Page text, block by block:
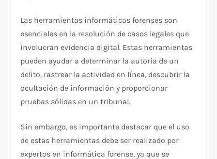
Las herramientas informáticas forenses son
esenciales en la resolución de casos legales que
involucran evidencia digital. Estas herramientas
pueden ayudar a determinar la autoría de un
delito, rastrear la actividad en línea, descubrir la
ocultación de información y proporcionar
pruebas sólidas en un tribunal.
Sin embargo, es importante destacar que el uso
de estas herramientas debe ser realizado por
expertos en informática forense, ya que se